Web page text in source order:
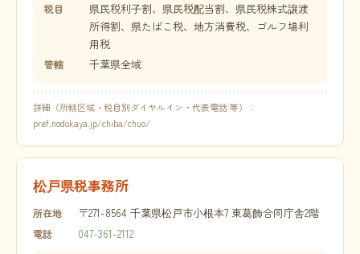
税目
県民税利子割、県民税配当割、県民税株式譲渡
所得割、県たばこ税、地方消費税、ゴルフ場利
用税
管轄 千葉県全域
詳細（所轄区域・税目別ダイヤルイン・代表電話 等）：
pref.nodokaya.jp/chiba/chuo/
松戸県税事務所
所在地 〒271-8564 千葉県松戸市小根本7 東葛飾合同庁舎2階
電話 047-361-2112